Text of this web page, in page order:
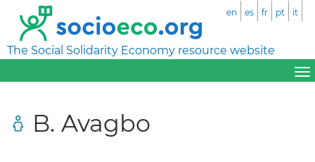
The Social Solidarity Economy resource website
en es fr pt it
B. Avagbo